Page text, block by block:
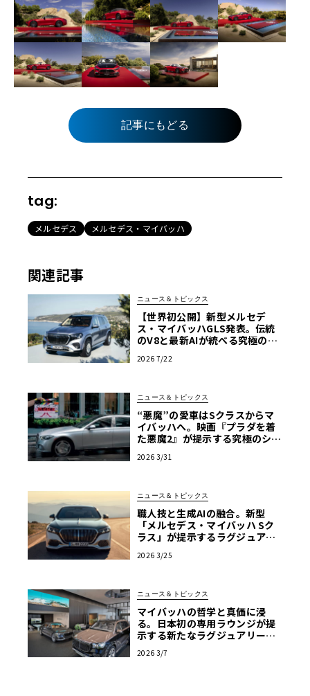
記事にもどる
tag:
メルセデス メルセデス・マイバッハ
関連記事
ニュース＆トピックス
【世界初公開】新型メルセデ
ス・マイバッハGLS発表。伝統
のV8と最新AIが統べる究極の移
2026 7/22
ニュース＆トピックス
“悪魔”の愛車はSクラスからマ
イバッハへ。映画『プラダを着
た悪魔2』が提示する究極のショ
2026 3/31
ニュース＆トピックス
職人技と生成AIの融合。新型
「メルセデス・マイバッハ Sク
ラス」が提示するラグジュアリ
2026 3/25
ニュース＆トピックス
マイバッハの哲学と真価に浸
る。日本初の専用ラウンジが提
示する新たなラグジュアリーの
2026 3/7